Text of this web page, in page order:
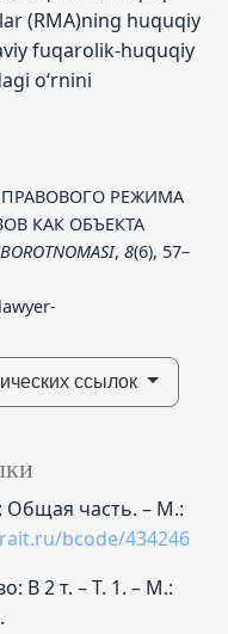
(RMA)ning huquqiy
fuqarolik-huquqiy
o‘rnini
ПРАВОВОГО РЕЖИМА
КАК ОБЪЕКТА
, 8(6), 57–
ссылок
Общая часть. – М.:
bcode/434246
В 2 т. – Т. 1. – М.: